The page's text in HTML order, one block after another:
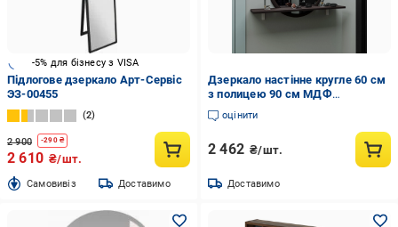
-5% для бізнесу з VISA
Підлогове дзеркало Арт-Сервіс
ЭЗ-00455
2
2 900 -290₴
2 610 ₴/шт.
Cамовивіз Доставимо
Дзеркало настінне кругле 60 см
з полицею 90 см МДФ
вологостійке Венге (А-140)
оцінити
2 462 ₴/шт.
Доставимо